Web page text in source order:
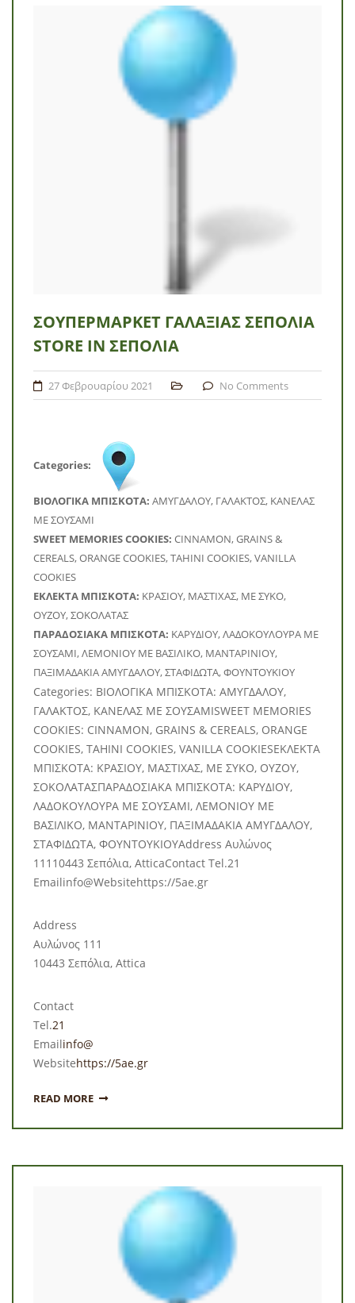
ΣΟΥΠΕΡΜΆΡΚΕΤ ΓΑΛΑΞΊΑΣ ΣΕΠΌΛΙΑ
STORE IN ΣΕΠΌΛΙΑ
27 Φεβρουαρίου 2021 No Comments
Categories:
BΙΟΛΟΓΙΚΑ ΜΠΙΣΚΟΤΑ: ΑΜΥΓΔΑΛΟΥ, ΓΑΛΑΚΤΟΣ, ΚΑΝΕΛΑΣ
ΜΕ ΣΟΥΣΑΜΙ
SWEET MEMORIES COOKIES: CINNAMON, GRAINS &
CEREALS, ORANGE COOKIES, TAHINI COOKIES, VANILLA
COOKIES
ΕΚΛΕΚΤΑ ΜΠΙΣΚΟΤΑ: ΚΡΑΣΙΟΥ, ΜΑΣΤΙΧΑΣ, ΜΕ ΣΥΚΟ,
ΟΥΖΟΥ, ΣΟΚΟΛΑΤΑΣ
ΠΑΡΑΔΟΣΙΑΚΑ ΜΠΙΣΚΟΤΑ: ΚΑΡΥΔΙΟΥ, ΛΑΔΟΚΟΥΛΟΥΡΑ ΜΕ
ΣΟΥΣΑΜΙ, ΛΕΜΟΝΙΟΥ ΜΕ ΒΑΣΙΛΙΚΟ, ΜΑΝΤΑΡΙΝΙΟΥ,
ΠΑΞΙΜΑΔΑΚΙΑ ΑΜΥΓΔΑΛΟΥ, ΣΤΑΦΙΔΩΤΑ, ΦΟΥΝΤΟΥΚΙΟΥ
Categories: BΙΟΛΟΓΙΚΑ ΜΠΙΣΚΟΤΑ: ΑΜΥΓΔΑΛΟΥ,
ΓΑΛΑΚΤΟΣ, ΚΑΝΕΛΑΣ ΜΕ ΣΟΥΣΑΜΙSWEET MEMORIES
COOKIES: CINNAMON, GRAINS & CEREALS, ORANGE
COOKIES, TAHINI COOKIES, VANILLA COOKIESΕΚΛΕΚΤΑ
ΜΠΙΣΚΟΤΑ: ΚΡΑΣΙΟΥ, ΜΑΣΤΙΧΑΣ, ΜΕ ΣΥΚΟ, ΟΥΖΟΥ,
ΣΟΚΟΛΑΤΑΣΠΑΡΑΔΟΣΙΑΚΑ ΜΠΙΣΚΟΤΑ: ΚΑΡΥΔΙΟΥ,
ΛΑΔΟΚΟΥΛΟΥΡΑ ΜΕ ΣΟΥΣΑΜΙ, ΛΕΜΟΝΙΟΥ ΜΕ
ΒΑΣΙΛΙΚΟ, ΜΑΝΤΑΡΙΝΙΟΥ, ΠΑΞΙΜΑΔΑΚΙΑ ΑΜΥΓΔΑΛΟΥ,
ΣΤΑΦΙΔΩΤΑ, ΦΟΥΝΤΟΥΚΙΟΥAddress Αυλώνος
11110443 Σεπόλια, AtticaContact Tel.21
Emailinfo@Websitehttps://5ae.gr
Address
Αυλώνος 111
10443 Σεπόλια, Attica
Contact
Tel.21
Emailinfo@
Websitehttps://5ae.gr
READ MORE